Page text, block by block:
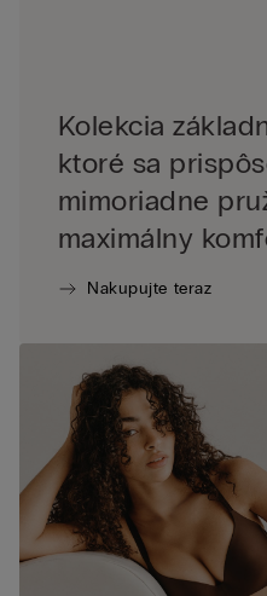
Kolekcia
ktoré sa
mimoriadne
maximálny
Nakupujte teraz